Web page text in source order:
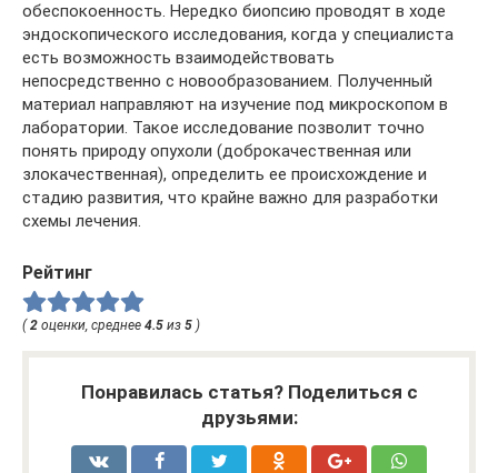
обеспокоенность. Нередко биопсию проводят в ходе
эндоскопического исследования, когда у специалиста
есть возможность взаимодействовать
непосредственно с новообразованием. Полученный
материал направляют на изучение под микроскопом в
лаборатории. Такое исследование позволит точно
понять природу опухоли (доброкачественная или
злокачественная), определить ее происхождение и
стадию развития, что крайне важно для разработки
схемы лечения.
Рейтинг
(2 оценки, среднее 4.5 из 5 )
Понравилась статья? Поделиться с
друзьями: